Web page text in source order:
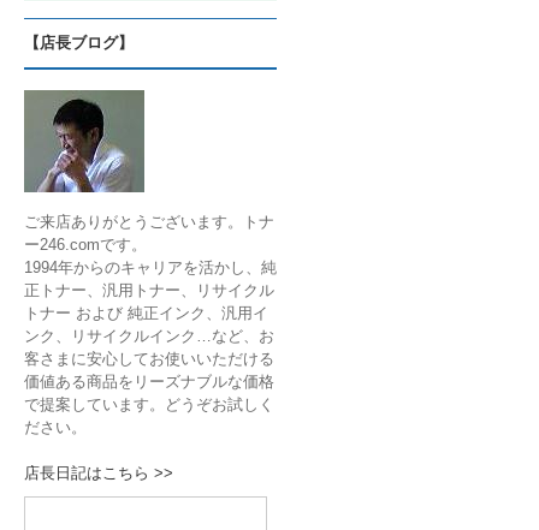
【店長ブログ】
ご来店ありがとうございます。トナ
ー246.comです。
1994年からのキャリアを活かし、純
正トナー、汎用トナー、リサイクル
トナー および 純正インク、汎用イ
ンク、リサイクルインク…など、お
客さまに安心してお使いいただける
価値ある商品をリーズナブルな価格
で提案しています。どうぞお試しく
ださい。
店長日記はこちら >>